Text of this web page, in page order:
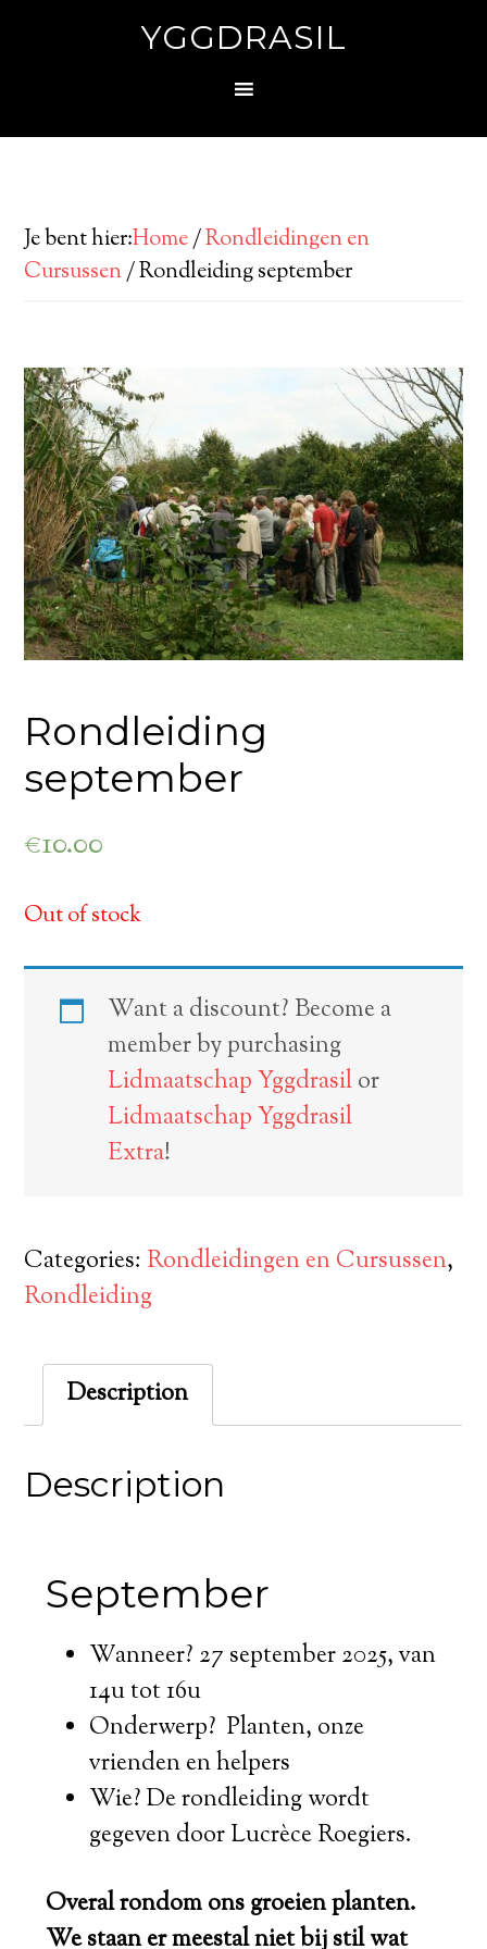
YGGDRASIL
Je bent hier:Home/Rondleidingen en
Cursussen/Rondleiding september
Rondleiding
september
€10.00
Out of stock
Want a discount? Become a
member by purchasing
Lidmaatschap Yggdrasilor
Lidmaatschap Yggdrasil
Extra!
Categories: Rondleidingen en Cursussen,
Rondleiding
Description
Description
September
Wanneer? 27 september 2025, van
14u tot 16u
Onderwerp? Planten, onze
vrienden en helpers
Wie? De rondleiding wordt
gegeven door Lucrèce Roegiers.
Overal rondom ons groeien planten.
We staan er meestal niet bij stil wat